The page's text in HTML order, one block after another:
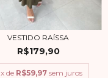
VESTIDO RAÍSSA
R$179,90
x de R$59,97 sem juros